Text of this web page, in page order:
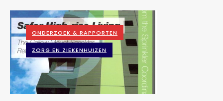
ONDERZOEK & RAPPORTEN
ZORG EN ZIEKENHUIZEN